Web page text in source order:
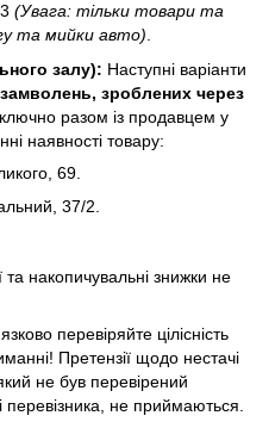
(Увага: тільки товари та
та мийки авто).
залу): Наступні варіанти
зроблених через
разом із продавцем у
наявності товару:
69.
37/2.
та накопичувальні знижки не
перевіряйте цілісність
Претензії щодо нестачі
не був перевірений
перевізника, не приймаються.